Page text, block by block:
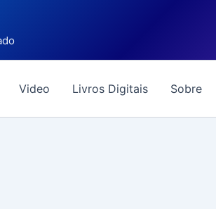
Video Livros Digitais Sobre